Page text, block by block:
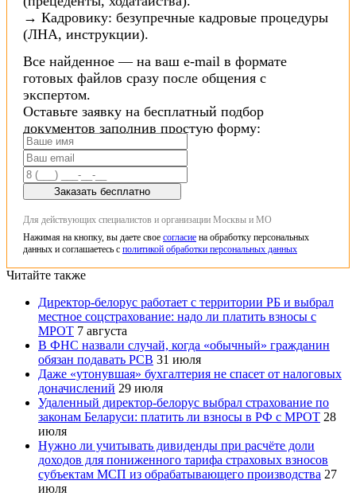
→ Кадровику: безупречные кадровые процедуры
(ЛНА, инструкции).
Все найденное — на ваш e-mail в формате
готовых файлов сразу после общения с
экспертом.
Оставьте заявку на бесплатный подбор
документов заполнив простую форму:
Заказать бесплатно
Для действующих специалистов и организации Москвы и МО
Нажимая на кнопку, вы даете свое согласие на обработку персональных
данных и соглашаетесь с политикой обработки персональных данных
Читайте также
Директор-белорус работает с территории РБ и выбрал
местное соцстрахование: надо ли платить взносы с
МРОТ 7 августа
В ФНС назвали случай, когда «обычный» гражданин
обязан подавать РСВ 31 июля
Даже «утонувшая» бухгалтерия не спасет от налоговых
доначислений 29 июля
Удаленный директор-белорус выбрал страхование по
законам Беларуси: платить ли взносы в РФ с МРОТ 28
июля
Нужно ли учитывать дивиденды при расчёте доли
доходов для пониженного тарифа страховых взносов
субъектам МСП из обрабатывающего производства 27
июля